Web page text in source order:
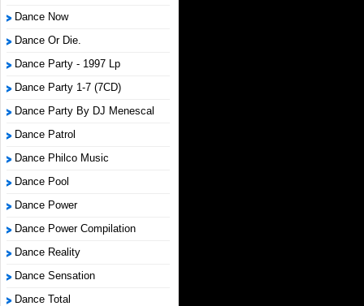
Dance Now
Dance Or Die.
Dance Party - 1997 Lp
Dance Party 1-7 (7CD)
Dance Party By DJ Menescal
Dance Patrol
Dance Philco Music
Dance Pool
Dance Power
Dance Power Compilation
Dance Reality
Dance Sensation
Dance Total